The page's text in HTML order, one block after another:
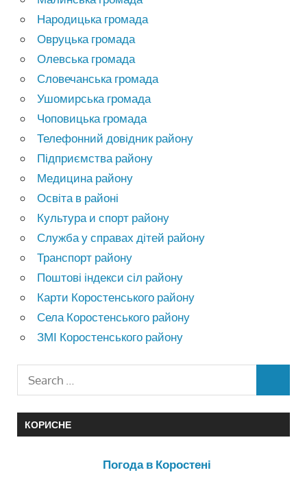
Народицька громада
Овруцька громада
Олевська громада
Словечанська громада
Ушомирська громада
Чоповицька громада
Телефонний довідник району
Підприємства району
Медицина району
Освіта в районі
Культура и спорт району
Служба у справах дітей району
Транспорт району
Поштові індекси сіл району
Карти Коростенського району
Села Коростенського району
ЗМІ Коростенського району
КОРИСНЕ
Погода в Коростені